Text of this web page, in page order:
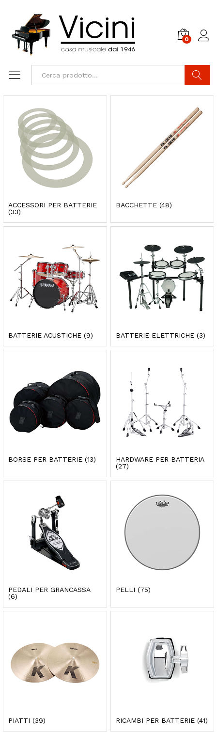
0
Cerca
ACCESSORI PER BATTERIE
(33)
BACCHETTE (48)
BATTERIE ACUSTICHE (9) BATTERIE ELETTRICHE (3)
BORSE PER BATTERIE (13)
HARDWARE PER BATTERIA
(27)
PEDALI PER GRANCASSA
(6)
PELLI (75)
PIATTI (39) RICAMBI PER BATTERIE (41)